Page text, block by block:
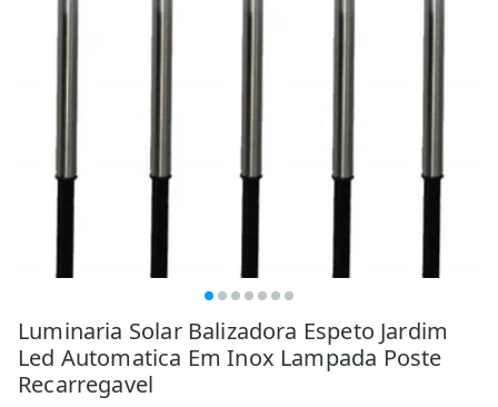
Luminaria Solar Balizadora Espeto Jardim
Led Automatica Em Inox Lampada Poste
Recarregavel